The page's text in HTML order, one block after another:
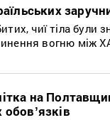
чиї тіла були
вогню між
на